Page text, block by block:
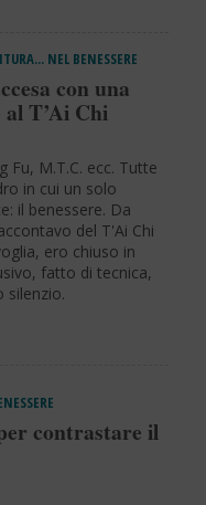
NEL BENESSERE
con una
T’Ai Chi
Fu, M.T.C. ecc. Tutte
in cui un solo
il benessere. Da
del T'Ai Chi
ero chiuso in
fatto di tecnica,
silenzio.
contrastare il